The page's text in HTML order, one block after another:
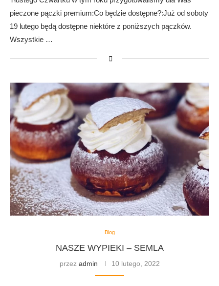
pieczone pączki premium:Co będzie dostępne?:Już od soboty
19 lutego będą dostępne niektóre z poniższych pączków.
Wszystkie …
Blog
NASZE WYPIEKI – SEMLA
przez admin 10 lutego, 2022